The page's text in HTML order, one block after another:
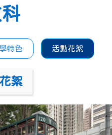
特色 活動花絮
絮